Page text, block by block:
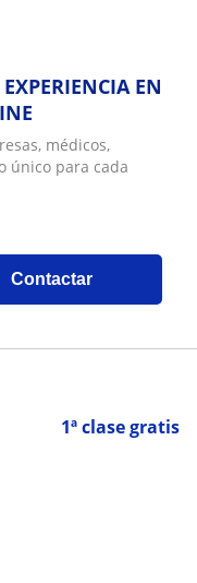
EN
médicos,
único para cada
Contactar
1ª clase gratis